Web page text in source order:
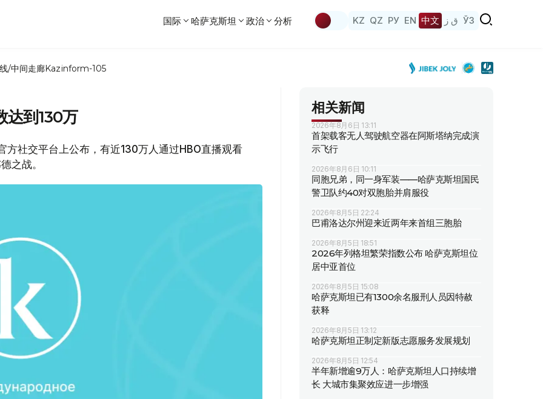
国际 哈萨克斯坦 政治 分析 KZ QZ РУ EN 中文 ق ز ЎЗ
/中间走廊Kazinform-105
达到130万
社交平台上公布，有近130万人通过HBO直播观看
之战。
相关新闻
2026年8月6日 13:11
首架载客无人驾驶航空器在阿斯塔纳完成演
示飞行
2026年8月6日 10:11
同胞兄弟，同一身军装——哈萨克斯坦国民
警卫队约40对双胞胎并肩服役
2026年8月5日 22:24
巴甫洛达尔州迎来近两年来首组三胞胎
2026年8月5日 18:51
2026年列格坦繁荣指数公布 哈萨克斯坦位
居中亚首位
2026年8月5日 15:08
哈萨克斯坦已有1300余名服刑人员因特赦
获释
2026年8月5日 13:12
哈萨克斯坦正制定新版志愿服务发展规划
2026年8月5日 12:54
半年新增逾9万人：哈萨克斯坦人口持续增
长 大城市集聚效应进一步增强